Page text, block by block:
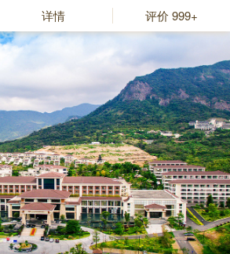
详情 评价999+